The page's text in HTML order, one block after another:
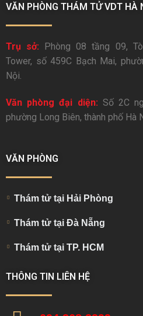
VĂN PHÒNG THÁM TỬ VDT HÀ
Trụ sở: Phòng 08 tầng 09,
Tower, số 459C Bạch Mai,
Nội.
Văn phòng đại diện: Số 2C
phường Long Biên, thành phố Hà
VĂN PHÒNG
Thám tử tại Hải Phòng
Thám tử tại Đà Nẵng
Thám tử tại TP. HCM
THÔNG TIN LIÊN HỆ